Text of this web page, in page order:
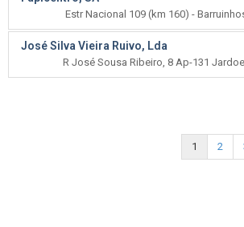
Estr Nacional 109 (km 160) -
José Silva Vieira Ruivo, Lda
R José Sousa Ribeiro, 8 Ap-131
1 2